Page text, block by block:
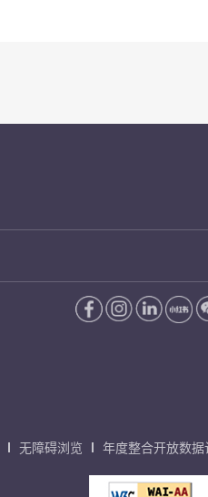
无障碍浏览 年度整合开放数据